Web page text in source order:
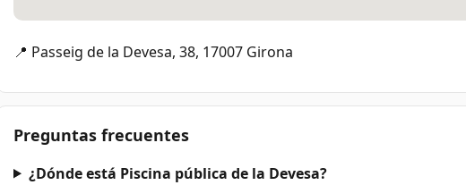
📍 Passeig de la Devesa, 38, 17007 Girona
Preguntas frecuentes
¿Dónde está Piscina pública de la Devesa?